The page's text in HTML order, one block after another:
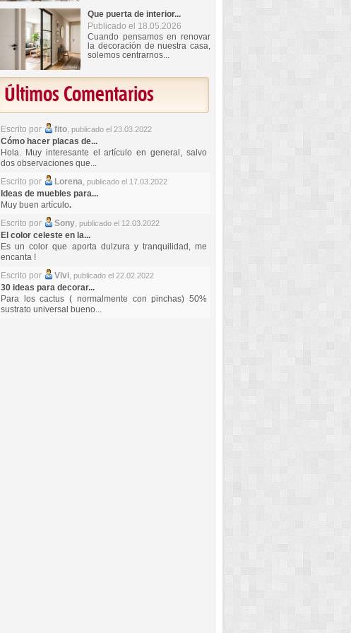
Que puerta de interior...
Publicado el 18.05.2026
Cuando pensamos en renovar
la decoración de nuestra casa,
solemos centrarnos...
Últimos Comentarios
Escrito por fito, publicado el 23.03.2022
Cómo hacer placas de...
Hola. Muy interesante el artículo en general, salvo
dos observaciones que...
Escrito por
Lorena, publicado el 17.03.2022
Ideas de muebles para...
Muy buen artículo.
Escrito por
Sony, publicado el 12.03.2022
El color celeste en la...
Es un color que aporta dulzura y tranquilidad, me
encanta !
Escrito por
Vivi, publicado el 22.02.2022
30 ideas para decorar...
Para los cactus ( normalmente con pinchas) 50%
sustrato universal bueno...